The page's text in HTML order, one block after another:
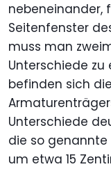
nebeneinander,
Seitenfenster
muss man
Unterschiede zu
befinden sich
Unterschiede
die so genannte
um etwa 15